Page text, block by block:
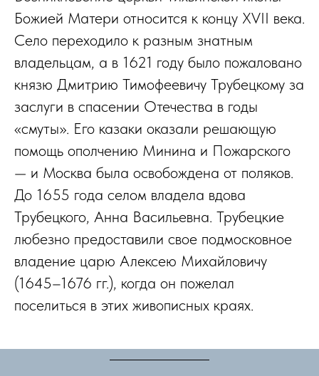
Божией Матери относится к концу XVII века.
Село переходило к разным знатным
владельцам, а в 1621 году было пожаловано
князю Дмитрию Тимофеевичу Трубецкому за
заслуги в спасении Отечества в годы
«смуты». Его казаки оказали решающую
помощь ополчению Минина и Пожарского
— и Москва была освобождена от поляков.
До 1655 года селом владела вдова
Трубецкого, Анна Васильевна. Трубецкие
любезно предоставили свое подмосковное
владение царю Алексею Михайловичу
(1645–1676 гг.), когда он пожелал
поселиться в этих живописных краях.